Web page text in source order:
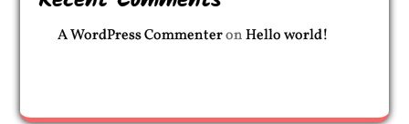
A WordPress CommenteronHello world!